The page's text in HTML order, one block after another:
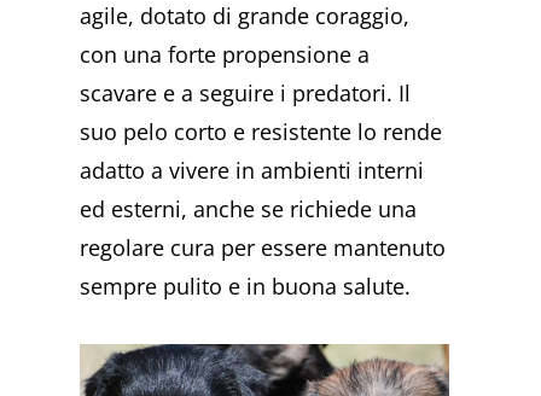
agile, dotato di grande coraggio,
con una forte propensione a
scavare e a seguire i predatori. Il
suo pelo corto e resistente lo rende
adatto a vivere in ambienti interni
ed esterni, anche se richiede una
regolare cura per essere mantenuto
sempre pulito e in buona salute.